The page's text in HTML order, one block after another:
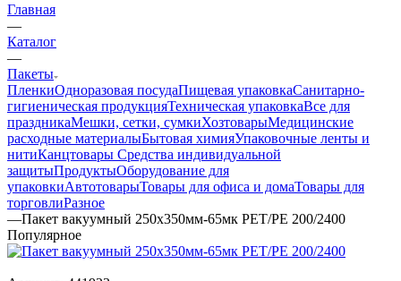
Главная
—
Каталог
—
Пакеты
ПленкиОдноразовая посудаПищевая упаковкаСанитарно-
гигиеническая продукцияТехническая упаковкаВсе для
праздникаМешки, сетки, сумкиХозтоварыМедицинские
расходные материалыБытовая химияУпаковочные ленты и
нитиКанцтовары Средства индивидуальной
защитыПродуктыОборудование для
упаковкиАвтотоварыТовары для офиса и домаТовары для
торговлиРазное
—Пакет вакуумный 250х350мм-65мк РЕТ/РЕ 200/2400
Популярное